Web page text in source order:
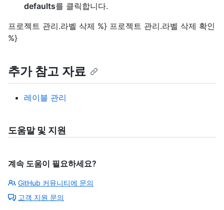
defaults를 클릭합니다.
프로젝트 관리.라벨 삭제 %} 프로젝트 관리.라벨 삭제 확인
%}
추가 참고 자료
레이블 관리
도움말 및 지원
계속 도움이 필요하세요?
GitHub 커뮤니티에 문의
고객 지원 문의